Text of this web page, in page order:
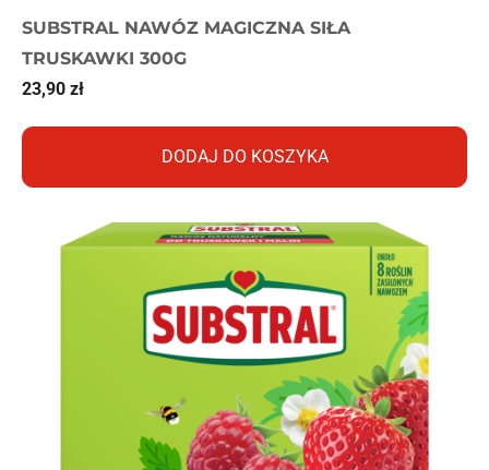
SUBSTRAL NAWÓZ MAGICZNA SIŁA
TRUSKAWKI 300G
23,90 zł
DODAJ DO KOSZYKA